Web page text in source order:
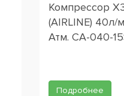
Компрессор
(AIRLINE) 40л/
Атм. CA-040-
Подробнее